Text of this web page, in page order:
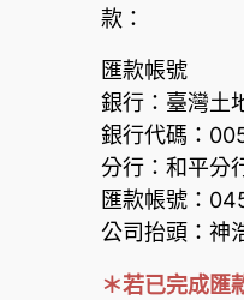
款：
匯款帳號
銀行：臺灣土
銀行代碼：
分行：和平分
匯款帳號：
公司抬頭：神
＊若已完成匯